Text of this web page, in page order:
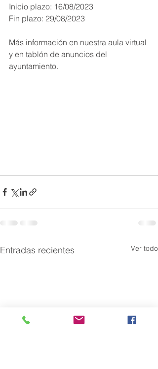
Inicio plazo: 16/08/2023
Fin plazo: 29/08/2023
Más información en nuestra aula virtual
y en tablón de anuncios del
ayuntamiento.
Entradas recientes Ver todo